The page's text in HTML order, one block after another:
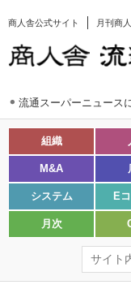
商人舎公式サイト 月刊商
流通スーパーニュース
組織
M&A
システム E
月次